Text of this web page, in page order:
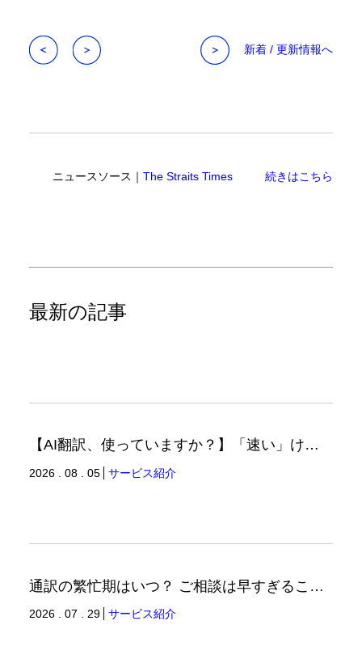
新着 / 更新情報へ
ニュースソース｜The Straits Times 続きはこちら
最新の記事
【AI翻訳、使っていますか？】「速い」けど「正しい」は別の話（翻訳ブログ）
2026 . 08 . 05 サービス紹介
通訳の繁忙期はいつ？ ご相談は早すぎることはありません。（通訳ブログ）
2026 . 07 . 29 サービス紹介